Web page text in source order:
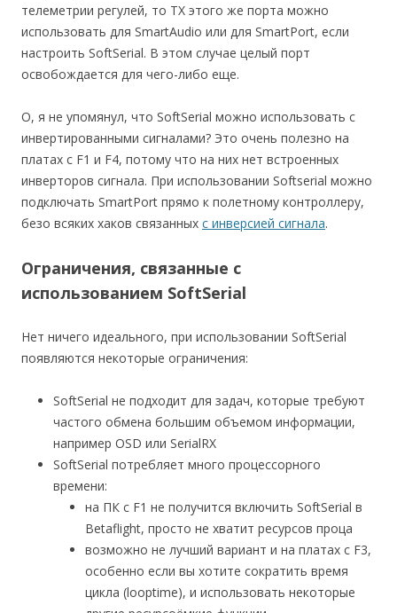
телеметрии регулей, то TX этого же порта можно
использовать для SmartAudio или для SmartPort, если
настроить SoftSerial. В этом случае целый порт
освобождается для чего-либо еще.
О, я не упомянул, что SoftSerial можно использовать с
инвертированными сигналами? Это очень полезно на
платах с F1 и F4, потому что на них нет встроенных
инверторов сигнала. При использовании Softserial можно
подключать SmartPort прямо к полетному контроллеру,
безо всяких хаков связанных с инверсией сигнала.
Ограничения, связанные с
использованием SoftSerial
Нет ничего идеального, при использовании SoftSerial
появляются некоторые ограничения:
SoftSerial не подходит для задач, которые требуют
частого обмена большим объемом информации,
например OSD или SerialRX
SoftSerial потребляет много процессорного
времени:
на ПК с F1 не получится включить SoftSerial в
Betaflight, просто не хватит ресурсов проца
возможно не лучший вариант и на платах с F3,
особенно если вы хотите сократить время
цикла (looptime), и использовать некоторые